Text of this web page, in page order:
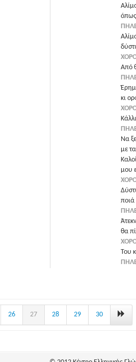
όπως
Από
κι
Να
με
μου
ποιά
θα
Του
26 27 28 29 30